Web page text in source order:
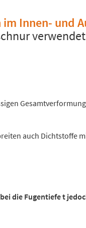
Innen- und
auch Dichtstoffe
die Fugentiefe t